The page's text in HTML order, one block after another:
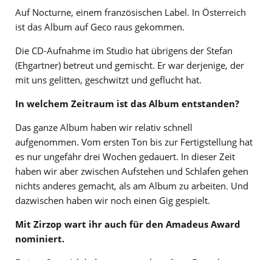
Auf Nocturne, einem französischen Label. In Österreich
ist das Album auf Geco raus gekommen.
Die CD-Aufnahme im Studio hat übrigens der Stefan
(Ehgartner) betreut und gemischt. Er war derjenige, der
mit uns gelitten, geschwitzt und geflucht hat.
In welchem Zeitraum ist das Album entstanden?
Das ganze Album haben wir relativ schnell
aufgenommen. Vom ersten Ton bis zur Fertigstellung hat
es nur ungefähr drei Wochen gedauert. In dieser Zeit
haben wir aber zwischen Aufstehen und Schlafen gehen
nichts anderes gemacht, als am Album zu arbeiten. Und
dazwischen haben wir noch einen Gig gespielt.
Mit Zirzop wart ihr auch für den Amadeus Award
nominiert.